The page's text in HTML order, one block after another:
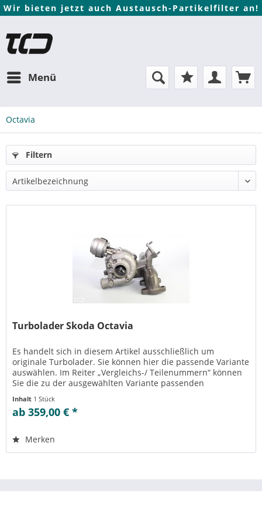
Wir bieten jetzt auch Austausch-Partikelfilter an!
Menü
Octavia
Filtern
Turbolader Skoda Octavia
Es handelt sich in diesem Artikel ausschließlich um
originale Turbolader. Sie können hier die passende Variante
auswählen. Im Reiter „Vergleichs-/ Teilenummern“ können
Sie die zu der ausgewählten Variante passenden
Inhalt 1 Stück
ab 359,00 € *
Merken